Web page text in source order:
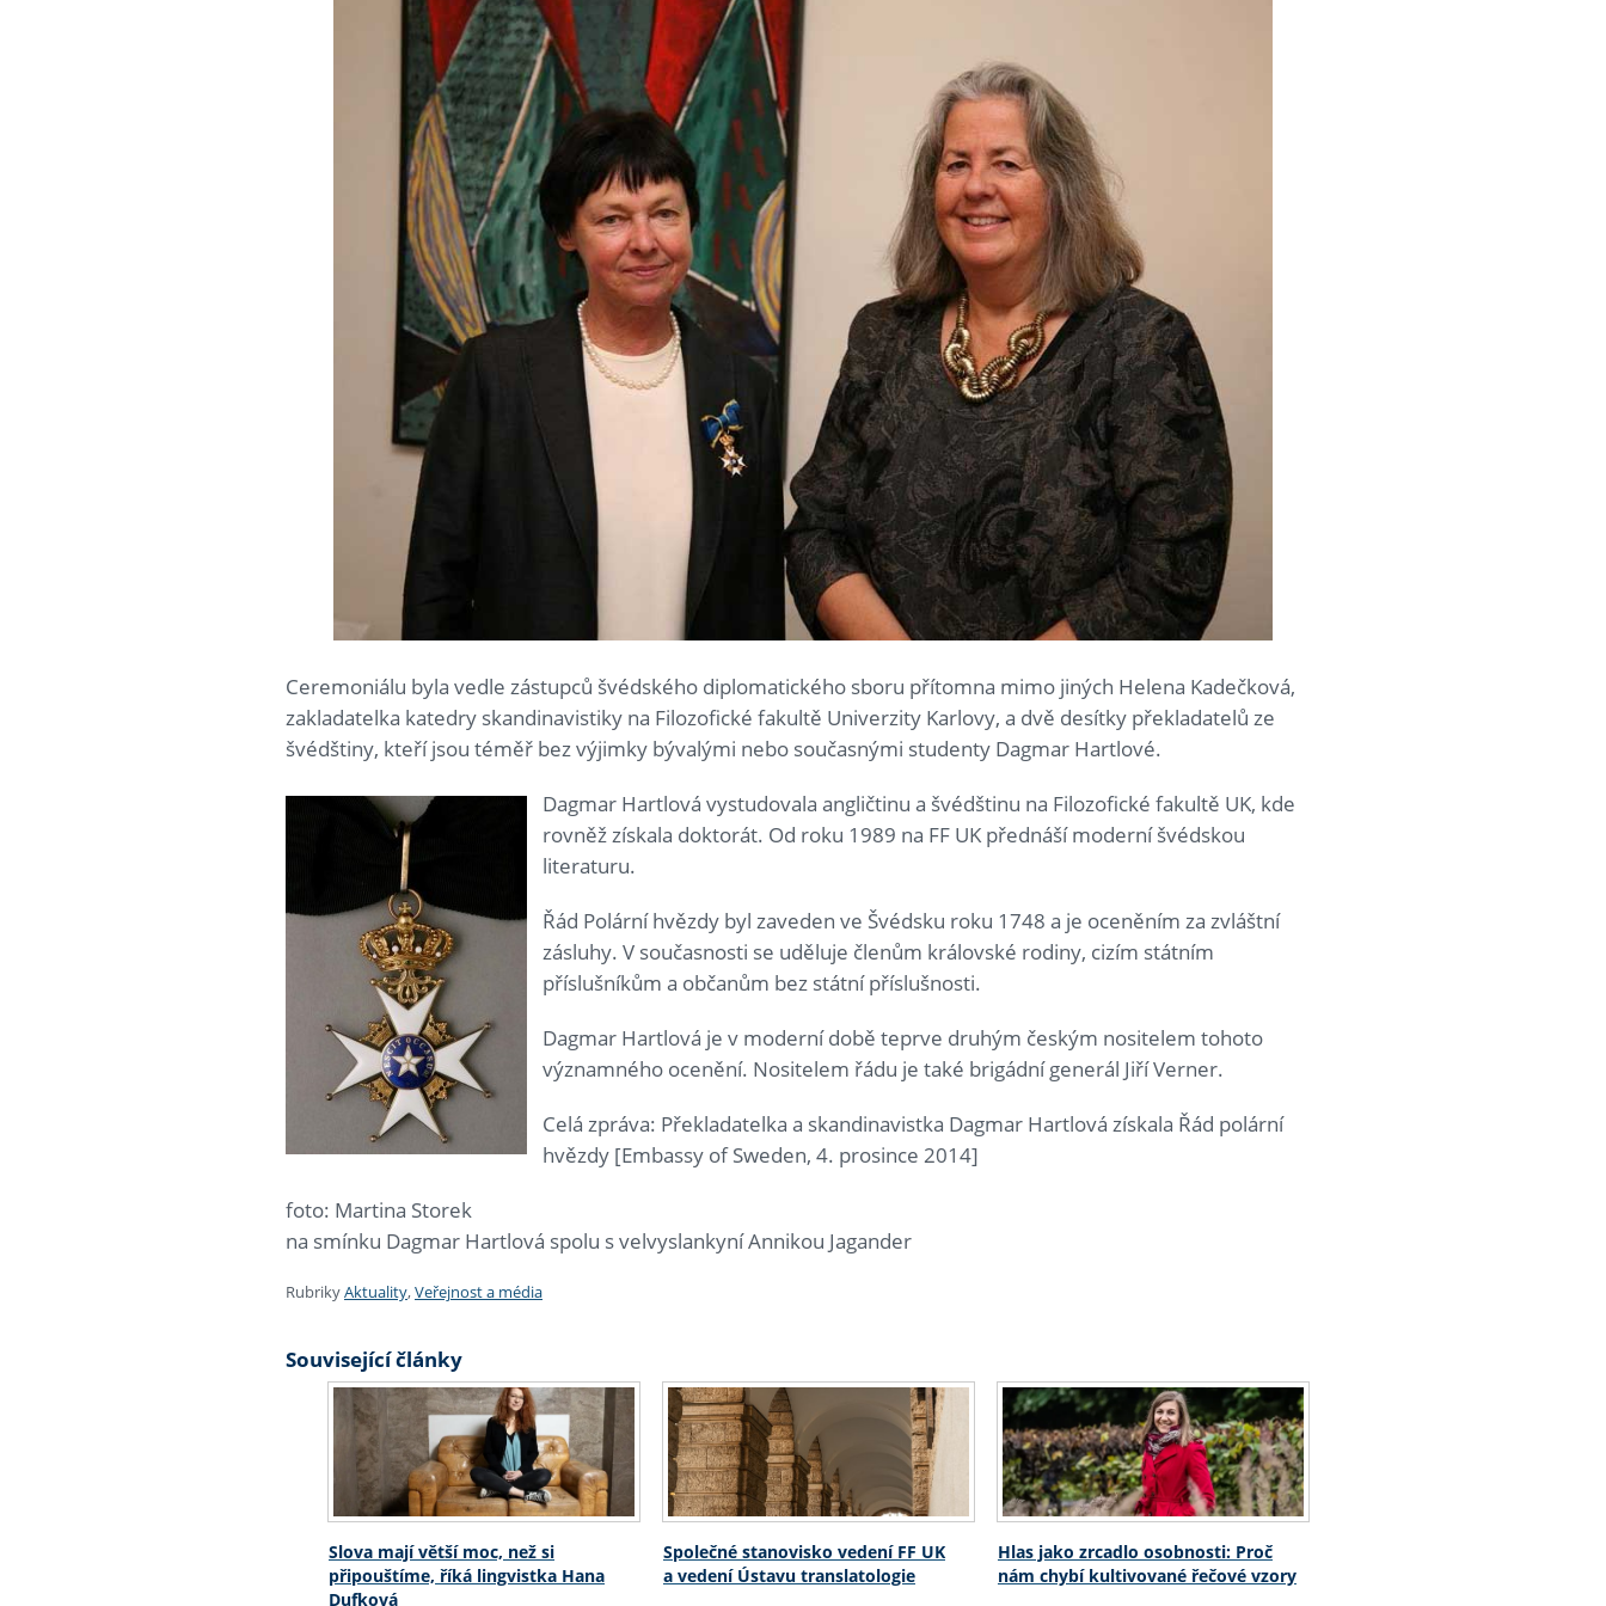
Ceremoniálu byla vedle zástupců švédského diplomatického sboru přítomna mimo jiných Helena Kadečková,
zakladatelka katedry skandinavistiky na Filozofické fakultě Univerzity Karlovy, a dvě desítky překladatelů ze
švédštiny, kteří jsou téměř bez výjimky bývalými nebo současnými studenty Dagmar Hartlové.
Dagmar Hartlová vystudovala angličtinu a švédštinu na Filozofické fakultě UK, kde
rovněž získala doktorát. Od roku 1989 na FF UK přednáší moderní švédskou
literaturu.
Řád Polární hvězdy byl zaveden ve Švédsku roku 1748 a je oceněním za zvláštní
zásluhy. V současnosti se uděluje členům královské rodiny, cizím státním
příslušníkům a občanům bez státní příslušnosti.
Dagmar Hartlová je v moderní době teprve druhým českým nositelem tohoto
významného ocenění. Nositelem řádu je také brigádní generál Jiří Verner.
Celá zpráva: Překladatelka a skandinavistka Dagmar Hartlová získala Řád polární
hvězdy [Embassy of Sweden, 4. prosince 2014]
foto: Martina Storek
na smínku Dagmar Hartlová spolu s velvyslankyní Annikou Jagander
RubrikyAktuality,Veřejnost a média
Související články
Slova mají větší moc, než si
připouštíme, říká lingvistka Hana
Dufková
Společné stanovisko vedení FF UK
a vedení Ústavu translatologie
Hlas jako zrcadlo osobnosti: Proč
nám chybí kultivované řečové vzory